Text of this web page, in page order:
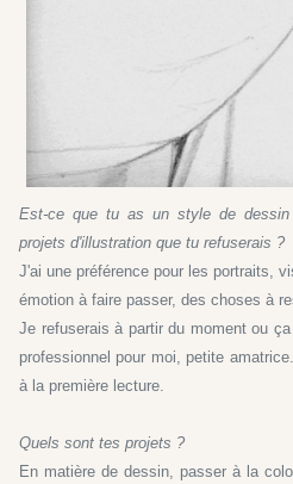
Est-ce que tu as un style de
projets d'illustration que tu refuserais ?
J'ai une préférence pour les portraits,
émotion à faire passer, des choses à
Je refuserais à partir du moment ou
professionnel pour moi, petite
à la première lecture.
Quels sont tes projets ?
En matière de dessin, passer à la